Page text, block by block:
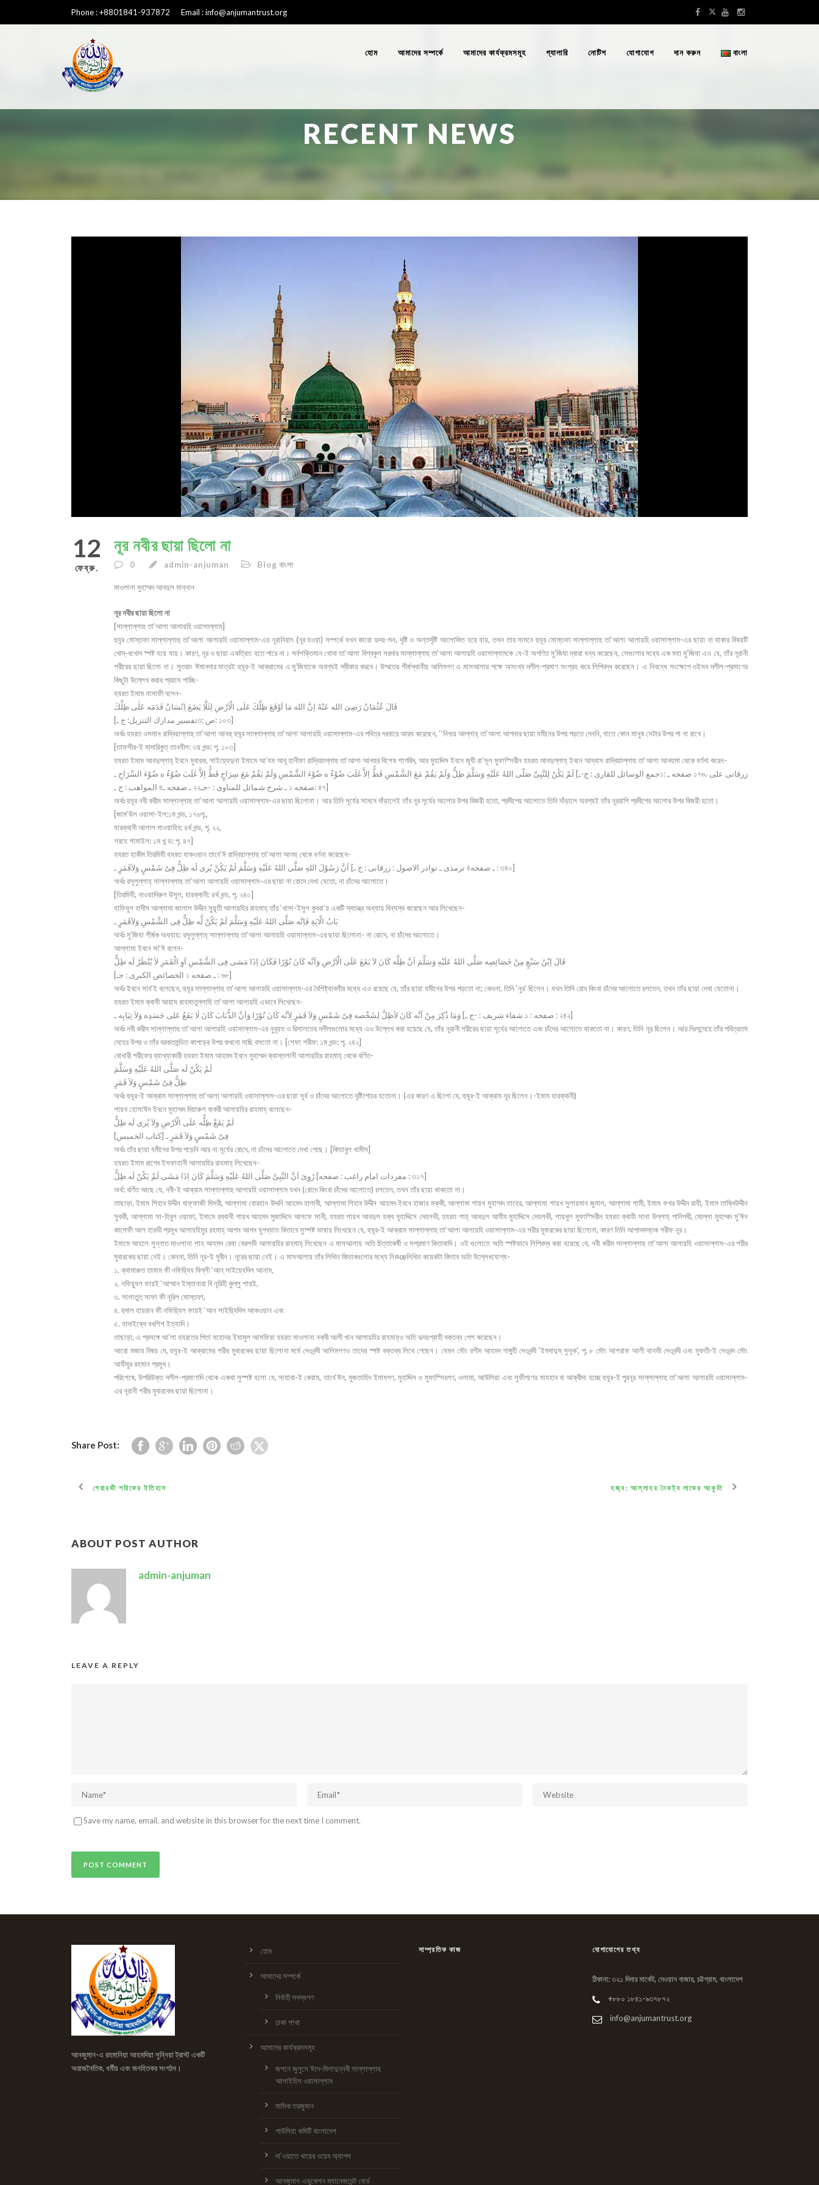
Phone : +8801841-937872 Email : info@anjumantrust.org
হোম আমাদের সম্পর্কে আমাদের কার্যক্রমসমূহ গ্যালারি নোটিশ যোগাযোগ দান করুন বাংলা
RECENT NEWS
12
ফেব্রু.
নূর নবীর ছায়া ছিলো না
0 admin-anjuman Blog বাংলা
মাওলানা মুহাম্মদ আবদুল মান্নান
নূর নবীর ছায়া ছিলো না
[সাল্লাল্লাহু তা‘আলা আলায়হি ওয়াসাল্লাম]
হুযূর মোস্তফা সাল্লাল্লাহু তা‘আলা আলায়হি ওয়াসাল্লাম-এর নূরানিয়াৎ (নূর হওয়া) সম্পর্কে যখন কারো হৃদয়-মন, দৃষ্টি ও অন্তর্দৃষ্টি আলোকিত হয়ে যায়, তখন তার সামনে হুযূর মোস্তফা সাল্লাল্লাহু তা‘আলা আলায়হি ওয়াসাল্লাম-এর ছায়া না থাকার বিষয়টি
খোদ্-বখোদ স্পষ্ট হয়ে যায়। কারণ, নূর ও ছায়া একত্রিত হতে পারে না। সর্বশক্তিমান খোদা তা‘আলা বিশ্বকুল সরদার সাল্লাল্লাহু তা‘আলা আলায়হি ওয়াসাল্লামকে যে-ই অগণিত মু’জিযা দ্বারা ধন্য করেছেন, সেগুলোর মধ্যে এক মহা মু’জিযা এও যে, তাঁর নূরানী
শরীরের ছায়া ছিলো না। সুতরাং ঈমানদার মাত্রই হুযূর-ই আক্রামের এ মু’জিযাকে অবশ্যই স্বীকার করবে। উম্মতের শীর্ষস্থানীয় আলিমগণ এ মাসআলার পক্ষে অসংখ্য দলীল-প্রমাণ সংগ্রহ করে লিপিবদ্ধ করেছেন। এ নিবন্ধে সংক্ষেপে ওইসব দলীল-প্রমাণের
কিছুটা উল্লেখ করার প্রয়াস পাচ্ছি-
হযরত ইমাম নাসাফী বলেন-
قَالَ عُثْمَانُ رَضِىَ الله عَنْهُ اِنَّ الله مَا اَوْقَعَ ظِلَّكَ عَلَى الْاَرْضِ لِئَلَّا يَضَعَ اِنْسَانٌ قَدَمَه عَلٰى ظِلِّكَ
[تفسير مدارك التنزيل: ج ـ৩: ص: ১০৩]
অর্থঃ হযরত ওসমান রাদ্বিয়াল্লাহু তা‘আলা আনহু হুযূর সাল্লাল্লাহু তা‘আলা আলায়হি ওয়াসাল্লাম-এর পবিত্র দরবারে আরয করেছেন, ‘‘নিশ্চয় আল্লাহ্ তা‘আলা আপনার ছায়া যমীনের উপর পড়তে দেননি, যাতে কোন মানুষ সেটার উপর পা না রাখে।
[তাফসীর-ই মাদারিকুত্ তানযীল: ৩য় খন্ড: পৃ. ১০৩]
হযরত ইমাম আবদুল্লাহ্ ইবনে মুবারক, সাইয়্যেদুনা ইমামে আ’যম আবূ হানীফা রাদ্বিয়াল্লাহু তা‘আলা আনহুর বিশেষ শাগরিদ, আর মুহাদ্দিস ইবনে জূযী রা’সূল মুফাস্সিরীন হযরত আবদুল্লাহ্ ইবনে আব্বাস রাদ্বিয়াল্লাহু তা‘আলা আনহুমা থেকে বর্ণনা করেন-
لَمْ يَكُنْ لِلنَّبِىِّ صَلّى اللهُ عَلَيْهِ وَسَلَّمَ ظِلٌّ وَلَمْ يَقُمْ مَعَ الشَّمْسِ قَطُّ اِلاَّ غَلَبَ ضُوْءُ ه ضُوْءَ الشَّمْسِ وَلَمْ يَقُمْ مَعَ سِرَاجٍ قَطُّ اِلاَّ غَلَبَ ضُوْءُ ه ضُوْءَ السِّرَاجِ ـ [جمع الوسائل للقارى : ج-ـ১: صفحه ـ ১৭৬، زرقانى على
المواهب : ج ـ ৪ـ صفحه ـ ২২ـ شرح شمائل للمناوى : -جـ ১ صفحه: ৪৭]
অর্থঃ হুযূর নবী করীম সাল্লাল্লাহু তা‘আলা আলায়হি ওয়াসাল্লাম-এর ছায়া ছিলোনা। আর তিনি সূর্যের সামনে দাঁড়ালেই তাঁর নূর সূর্যের আলোর উপর বিজয়ী হতো, প্রদীপের আলোতে তিনি দাঁড়ালে অবশ্যই তাঁর নূররাশি প্রদীপের আলোর উপর বিজয়ী হতো।
[জাম‘উল ওয়াসা-ইল:১ম খন্ড, ১৭৬পৃ.,
যারক্বানী আলাল মাওয়াহিব: ৪র্থ খন্ড, পৃ. ২২,
শরহে শামাইল: ১ম খ ন্ড: পৃ. ৪৭]
হযরত হাকীম তিরমিযী হযরত যাকওয়ান তাবে‘ঈ রাদ্বিয়াল্লাহু তা‘আলা আনহু থেকে বর্ণনা করেছেন-
اَنَّ رَسُوْلَ اللهِ صَلَّى اللهُ عَلَيْهِ وَسَلَّمَ لَمْ يَكُنْ يُرى لَه ظِلٌّ فِىْ شَمْسٍ وَلاَقَمَرٍ ـ [ترمذى ـ نوادر الاصول : زرقانى : ج ـ ৪ـ صفحه : ৩৪০]
অর্থঃ রসূলুল্লাহ্ সাল্লাল্লাহু তা‘আলা আলায়হি ওয়াসাল্লাম-এর ছায়া না রোদে দেখা যেতো, না চাঁদের আলোতে।
[তিরমিযী, নাওয়াদিরুল উসূল, যারক্বানী: ৪র্থ খন্ড, পৃ. ২৪০]
হাফিযুল হাদীস আল্লামা জালাল উদ্দীন সুয়ূতী আলায়হির রাহমাহ্ তাঁর ‘খাসা-ইসুল কুবরা’য় একটি স্বতন্ত্র অধ্যায় বিন্যস্থ করেছেন আর লিখেছেন-
بَابُ الْايَةِ فَاِنَّه صَلَّى اللهُ عَلَيْهِ وَسَلَّمَ لَمْ يَكُنْ لَّه ظِلٌّ فِى الشَّمْسِ وَلاَقَمَرٍ ـ
অর্থঃ মু’জিযা শীর্ষক অধ্যায়: রসূলুল্লাহ্ সাল্লাল্লাহু তা‘আলা আলায়হি ওয়াসাল্লাম-এর ছায়া ছিলোনা- না রোদে, না চাঁদের আলোতে।
আল্লামা ইবনে সা‘ঈ বলেন-
قَالَ اِبْنُ سَبْعٍ مِنْ خَصَائِصِه صَلَّى اللهُ عَلَيْهِ وَسَلَّمَ اَنَّ ظِلَّه كَانَ لاَ يَقَعَ عَلَى الْاَرْضِ وَاَنَّه كَانَ نُوْرًا فَكَانَ اِذَا مَشى فِى الشَّمْسِ اَوِ الْقَمَرِ لاَ يُنْظَرُ لَه ظِلٌّ
[الخصائص الكبرى : جـ ১ ـ صفحه : ৬৮]
অর্থঃ ইবনে সাব‘ই বলেছেন, হুযূর সাল্লাল্লাহু তা‘আলা আলায়হি ওয়াসাল্লাম-এর বৈশিষ্ট্যাবলীর মধ্যে এও রয়েছে যে, তাঁর ছায়া যমীনের উপর পড়তো না; কেননা, তিনি ‘নুর’ ছিলেন। যখন তিনি রোদ কিংবা চাঁদের আলোতে চলতেন, তখন তাঁর ছায়া দেখা যেতোনা।
হযরত ইমাম ক্বাযী আয়ায রাহমাতুল্লাহি তা‘আলা আলায়হি এভাবে লিখেছেন-
وَمَا ذُكِرَ مِنْ اَنَّه كَانَ لاَظِلَّ لِشَخْصه فِىْ شَمْسٍ وَلاَ قَمَرٍ لِاَنَّه كَانَ نُوْرًا وَاَنَّ الذُّبَابَ كَانَ لَا يَقَعُ عَلى جَسَدِه وَلاَ ثِيَابِه ـ [شفاء شريف : -ج ـ ১ : صفحه : ২৪২]
অর্থঃ নবী করীম সাল্লাল্লাহু তা‘আলা আলায়হি ওয়াসাল্লাম-এর নুবূয়ত ও রিসালতের দলীলগুলোর মধ্যে এও উল্লেখ করা হয়েছে যে, তাঁর নূরানী শরীরের ছায়া সূর্যের আলোতে এবং চাঁদের আলোতে থাকতো না। কারণ, তিনি নূর ছিলেন। আর নিঃসন্দেহে তাঁর পবিত্রতম
দেহের উপর ও তাঁর বরকতমন্ডিত কাপড়ের উপর কখনো মাছি বসতো না। [শেফা শরীফ: ১ম খন্ড: পৃ. ২৪২]
বোখারী শরীফের ব্যাখ্যাকারী হযরত ইমাম আহমদ ইবনে মুহাম্মদ ক্বাস্তলানী আলায়হির রাহমাহ্ থেকে বর্ণিত-
لَمْ يَكُنْ لَه صَلَّى اللهُ عَلَيْهِ وَسَلَّمَ
ظِلٌّ فِىْ شَمْسٍ وَلاَ قَمَرٍ
অর্থঃ হুযূর-ই আক্রাম সাল্লাল্লাহু তা‘আলা আলায়হি ওয়াসাল্লাম-এর ছায়া সূর্য ও চাঁদের আলোতে দৃষ্টিগোচর হতোনা। (এর কারণ এ ছিলো যে, হুযূর-ই আক্রাম নূর ছিলেন।-ইমাম যারক্বানী)
শায়খ হোসাঈন ইবনে মুহাম্মদ দিয়ারুল বাকরী আলায়হির রাহমাহ্ বলেছেন-
لَمْ يَقَعْ ظِلُّه عَلَى الْاَرْضِ وَلاَ يُرى لَه ظِلٌّ
فِىْ شَمْسٍ وَلاَ قَمَرٍ ـ [كتاب الخميس]
অর্থঃ তাঁর ছায়া যমীনের উপর পড়েনি আর না সূর্যের রোদে, না চাঁদের আলোতে দেখা গেছে। [কিতাবুল খামীস]
হযরত ইমাম রাগেব ইসফাহানী আলায়হির রাহমাহ্ লিখেছেন-
رُوِىَ اَنَّ النَّبِىَّ صَلَّى اللهُ عَلَيْهِ وَسَلَّمَ كَانَ اِذَا مَشَى لَمْ يَكُنْ لَه ظِلٌّ [مفردات امام راغب : صفحه : ৩১৭]
অর্থ: বর্ণিত আছে যে, নবী-ই আক্রাম সাল্লাল্লাহু আলায়হি ওয়াসাল্লাম যখন (রোদে কিংবা চাঁদের আলোতে) চলতেন, তখন তাঁর ছায়া থাকতো না।
তাছাড়া, ইমাম শিহাব উদ্দীন খাফ্ফাজী মিসরী, আল্লামা বোরহান উদ্দনি আহমদ হালাবী, আল্লামা শিহাব উদ্দীন আহমদ ইবনে হাজার মক্কী, আল্লামা শায়খ মুহাম্মদ তাহের, আল্লামা শায়খ সুলায়মান জুমাল, আল্লামা শামী, ইমাম ফখর উদ্দীন রাযী, ইমাম তাক্বিউদ্দীন
সুবকী, আল্লামা সা-হিবুল ওয়াফা, ইমামে রব্বানী শায়খ আহমদ মুজাদ্দিদে আলফে সানী, হযরত শায়খ আবদুল হক্ব মুহাদ্দিসে দেহলভী, হযরত শাহ্ আবদুল আযীয মুহাদ্দিসে দেহলভী, শায়খুল মুফাস্সিরীন হযরত ক্বাযী সানা উল্লাহ্ পানিপথী, মোল্লা মুহাম্মদ মু‘ঈন
কাশেফী আল হারভী প্রমুখ আলায়হিমুর রহমাহ্ আপন আপন যুগখ্যাত কিতাবে সুস্পষ্ট ভাষায় লিখেছেন যে, হুযূর-ই আক্রাম সাল্লাল্লাহু তা‘আলা আলায়হি ওয়াসাল্লাম-এর শরীর মুবারকের ছায়া ছিলোনা, কারণ তিনি আপাদমস্তক শরীফ নূর।
ইমামে আহলে সুন্নাত মাওলানা শাহ আহমদ রেযা বেরলভী আলায়হির রাহমাহ্ লিখেছেন এ মাসআলায় অতি চিত্তাকর্ষী ও সপ্রমাণ কিতাবাদি। ওই গুলোতে অতি স্পষ্টভাবে লিপিবদ্ধ করা হয়েছে যে, নবী করীম সাল্লাল্লাহু তা‘আলা আলায়হি ওয়াসাল্লাম-এর শরীর
মুবারকের ছায়া নেই। কেননা, তিনি নূর-ই মুবীন। নূরের ছায়া নেই। এ মাসআলায় তাঁর লিখিত কিতাবগুলোর মধ্যে নি¤œলিখিত কয়েকটা কিতাব অতি উল্লেখযোগ্য-
১. ক্বামারুত তামাম ফী নফিয়্যিয যিল্লী ‘আন্ সাইয়্যেদিল আনাম,
২. নফিয়্যুল ফায়ই ‘আম্মান ইস্তানারা বি নূরিহী কুল্লু শায়ই,
৩. সালাতুত্ সাফা ফী নূরিল মোস্তফা,
৪. হুদাল হায়রান ফী নফিয়্যিল ফায়ই ‘আন সাইয়্যিদিল আকওয়ান এবং
৫. হাদাইক্বে বখশিশ ইত্যাদি।
তাছাড়া, এ প্রসঙ্গে আ’লা হযরতের পিতা মহোদয় ইমামুল আসফিয়া হযরত মাওলানা নক্বী আলী খান আলায়হির রাহমাহ্ও অতি হৃদয়গ্রাহী বক্তব্য পেশ করেছেন।
আরো মজার বিষয় যে, হুযূর-ই আক্রামের শরীর মুবারকের ছায়া ছিলোনা মর্মে দেওবন্দী আলিমগণও তাদের স্পষ্ট বক্তব্য লিখে গেছেন। যেমন মৌং রশীদ আহমদ গাঙ্গুহী দেওবন্দী ‘ইমদাদুস্ সুলূক’, পৃ. ৮ মৌং আশরাফ আলী থানভী দেওবন্দী এবং মুফতী-ই দেওবন্দ মৌং
আযীযুর রহমান প্রমুখ।
পরিশেষে, উপরিউক্ত দলীল-প্রমাণাদি থেকে একথা সুস্পষ্ট হলো যে, সাহাবা-ই কেরাম, তাবে‘ঈন, মুজতাহিদ ইমামগণ, মুহাদ্দিস ও মুফাস্সিরগণ, ওলামা, আউলিয়া এবং সুফীগণের মাযহাব বা আক্বীদা হচ্ছে হুযূর-ই পুরনূর সাল্লাল্লাহু তা‘আলা আলায়হি ওয়াসাল্লাম-
এর নূরানী শরীর মুবারকের ছায়া ছিলোনা।
Share Post:
গেয়ারভী শরিফের ইতিহাস হজ্ব: আল্লাহর নৈকট্য লাভের আকুতি
ABOUT POST AUTHOR
admin-anjuman
LEAVE A REPLY
Save my name, email, and website in this browser for the next time I comment.
আনজুমান-এ রহমানিয়া আহমদিয়া সুন্নিয়া ট্রাস্ট একটি
অরাজনৈতিক, ধর্মীয় এবং জনহিতকর সংগঠন।
হোম
আমাদের সম্পর্কে
নির্বাহী সদস্যগণ
ঢাকা শাখা
আমাদের কার্যক্রমসমূহ
জশনে জুলুসে ঈদে-মিলাদুন্নবী সাল্লাল্লাহু
আলাইহিস ওয়াসাল্লাম
মাসিক তরজুমান
গাউসিয়া কমিটি বাংলাদেশ
দা’ওয়াতে খায়ের ওয়েব অ্যাপস
আনজুমান এডুকেশন ম্যানেজমেন্ট বোর্ড
সাম্প্রতিক কাজ যোগাযোগের তথ্য
ঠিকানা: ৩২১ দিদার মার্কেট, দেওয়ান বাজার, চট্টগ্রাম, বাংলাদেশ
+৮৮০ ১৮৪১-৯৩৭৮৭২
info@anjumantrust.org